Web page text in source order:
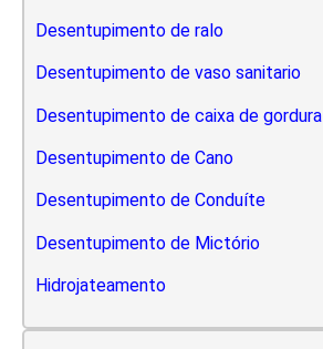
Desentupimento de ralo
Desentupimento de vaso sanitario
Desentupimento de caixa de gordura
Desentupimento de Cano
Desentupimento de Conduíte
Desentupimento de Mictório
Hidrojateamento